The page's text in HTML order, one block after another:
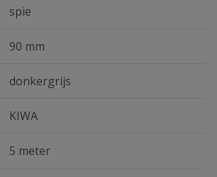
spie
90 mm
donkergrijs
KIWA
5 meter